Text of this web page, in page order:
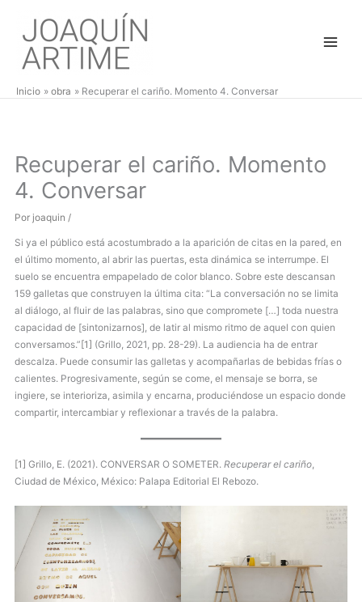
contenido
Inicio obra Recuperar el cariño. Momento 4. Conversar
Recuperar el cariño. Momento
4. Conversar
Por joaquin/
Si ya el público está acostumbrado a la aparición de citas en la pared, en
el último momento, al abrir las puertas, esta dinámica se interrumpe. El
suelo se encuentra empapelado de color blanco. Sobre este descansan
159 galletas que construyen la última cita: “La conversación no se limita
al diálogo, al fluir de las palabras, sino que compromete […] toda nuestra
capacidad de [sintonizarnos], de latir al mismo ritmo de aquel con quien
conversamos.”[1] (Grillo, 2021, pp. 28-29). La audiencia ha de entrar
descalza. Puede consumir las galletas y acompañarlas de bebidas frías o
calientes. Progresivamente, según se come, el mensaje se borra, se
ingiere, se interioriza, asimila y encarna, produciéndose un espacio donde
compartir, intercambiar y reflexionar a través de la palabra.
[1] Grillo, E. (2021). CONVERSAR O SOMETER. Recuperar el cariño
Ciudad de México, México: Palapa Editorial El Rebozo.